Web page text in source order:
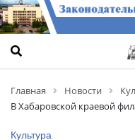
Главная Новости
В Хабаровской краевой
Культура